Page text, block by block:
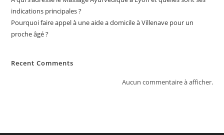
indications principales ?
Pourquoi faire appel à une aide a domicile à Villenave pour un
proche âgé ?
Recent Comments
Aucun commentaire à afficher.